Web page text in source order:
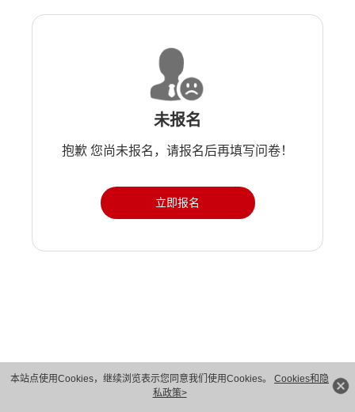
本站点使用Cookies，继续浏览表示您同意我们使用Cookies。 Cookies和隐
私政策>
未报名
抱歉 您尚未报名，请报名后再填写问卷！
立即报名
版权所有 © 华为技术有限公司 1998-2026。 保留一切权利。粤A2-20044005号
隐私保护
法律声明